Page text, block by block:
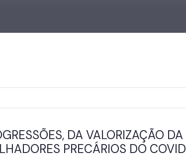
DA VALORIZAÇÃO DA
PRECÁRIOS DO COVID